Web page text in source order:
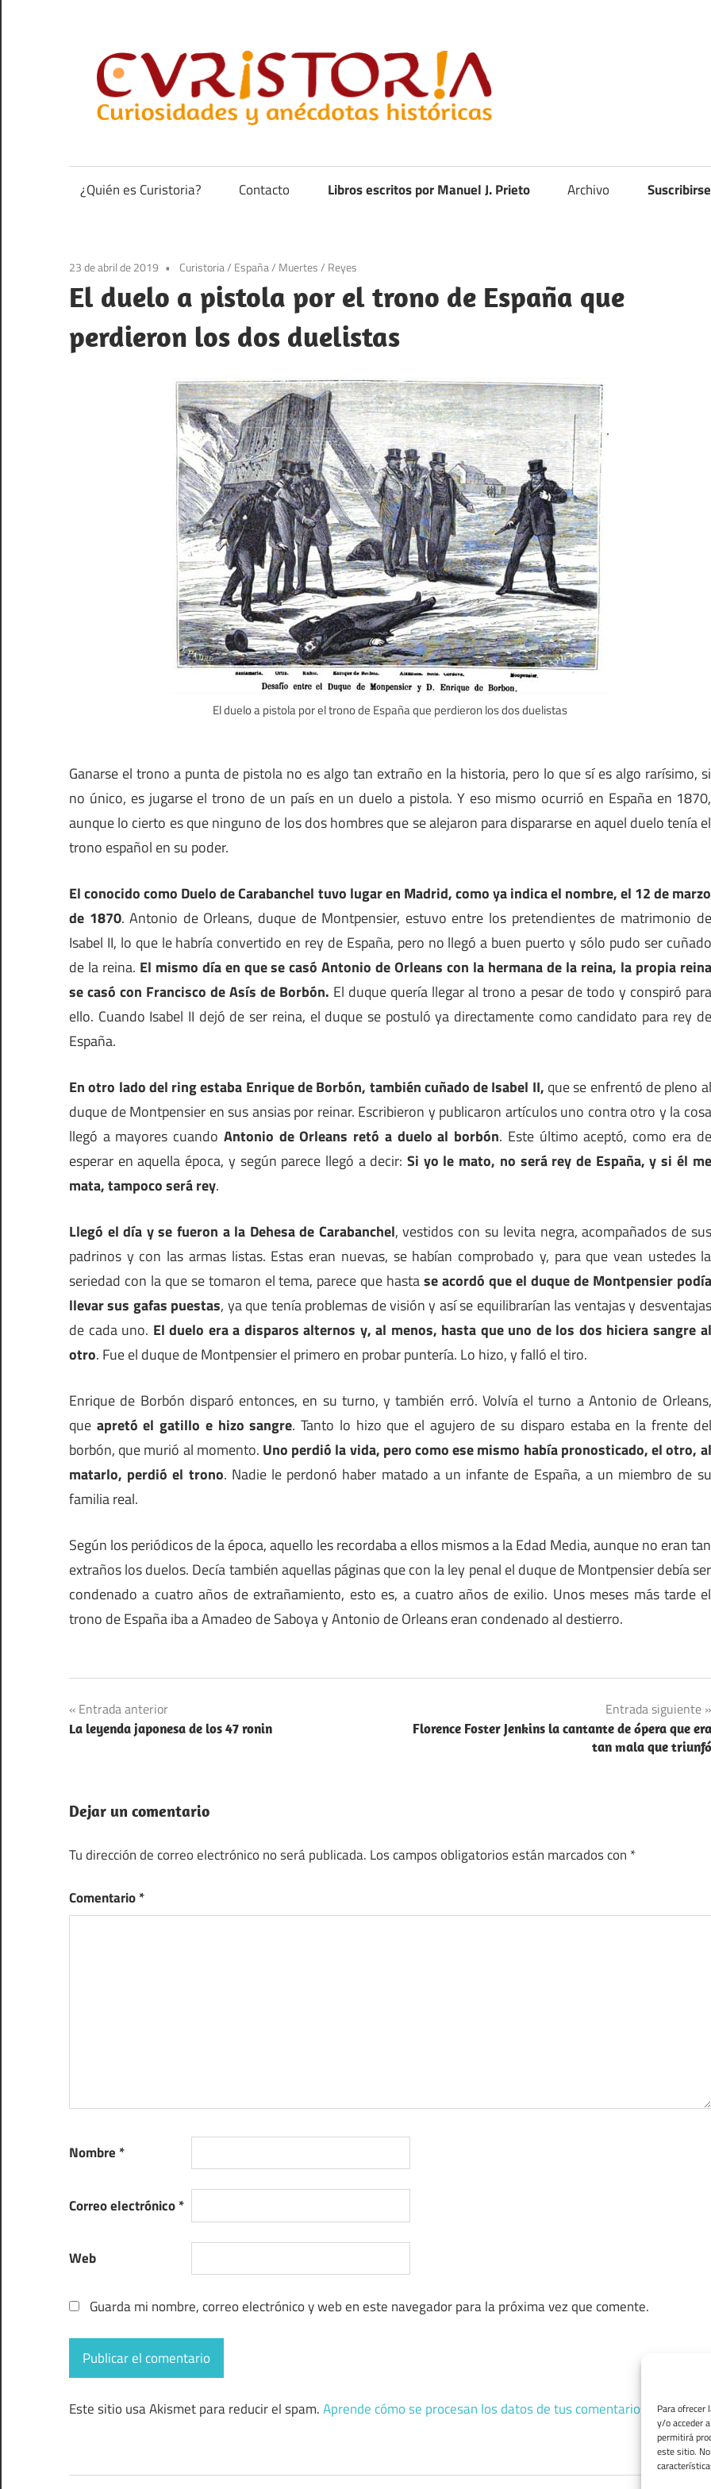
Para ofrecer
y/o acceder
permitirá
este sitio.
contenido
anécdotas
de
¿Quién es Curistoria? Contacto Libros escritos por Manuel J. Prieto Archivo
23 de abril de 2019 Curistoria/ España/ Muertes/ Reyes
El duelo a pistola por el trono de España que
perdieron los dos duelistas
El duelo a pistola por el trono de España que perdieron los dos duelistas
Ganarse el trono a punta de pistola no es algo tan extraño en la historia, pero lo que sí es algo rarísimo, si
no único, es jugarse el trono de un país en un duelo a pistola. Y eso mismo ocurrió en España en 1870,
aunque lo cierto es que ninguno de los dos hombres que se alejaron para dispararse en aquel duelo tenía el
trono español en su poder.
El conocido como Duelo de Carabanchel tuvo lugar en Madrid, como ya indica el nombre, el 12 de marzo
de 1870. Antonio de Orleans, duque de Montpensier, estuvo entre los pretendientes de matrimonio de
Isabel II, lo que le habría convertido en rey de España, pero no llegó a buen puerto y sólo pudo ser cuñado
de la reina. El mismo día en que se casó Antonio de Orleans con la hermana de la reina, la propia reina
se casó con Francisco de Asís de Borbón. El duque quería llegar al trono a pesar de todo y conspiró para
ello. Cuando Isabel II dejó de ser reina, el duque se postuló ya directamente como candidato para rey de
España.
En otro lado del ring estaba Enrique de Borbón, también cuñado de Isabel II, que se enfrentó de pleno al
duque de Montpensier en sus ansias por reinar. Escribieron y publicaron artículos uno contra otro y la cosa
llegó a mayores cuando Antonio de Orleans retó a duelo al borbón. Este último aceptó, como era de
esperar en aquella época, y según parece llegó a decir:Si yo le mato, no será rey de España, y si él me
mata, tampoco será rey.
Llegó el día y se fueron a la Dehesa de Carabanchel, vestidos con su levita negra, acompañados de sus
padrinos y con las armas listas. Estas eran nuevas, se habían comprobado y, para que vean ustedes la
seriedad con la que se tomaron el tema, parece que hastase acordó que el duque de Montpensier podía
llevar sus gafas puestas, ya que tenía problemas de visión y así se equilibrarían las ventajas y desventajas
de cada uno. El duelo era a disparos alternos y, al menos, hasta que uno de los dos hiciera sangre al
otro. Fue el duque de Montpensier el primero en probar puntería. Lo hizo, y falló el tiro.
Enrique de Borbón disparó entonces, en su turno, y también erró. Volvía el turno a Antonio de Orleans,
que apretó el gatillo e hizo sangre. Tanto lo hizo que el agujero de su disparo estaba en la frente del
borbón, que murió al momento. Uno perdió la vida, pero como ese mismo había pronosticado, el otro, al
matarlo, perdió el trono. Nadie le perdonó haber matado a un infante de España, a un miembro de su
familia real.
Según los periódicos de la época, aquello les recordaba a ellos mismos a la Edad Media, aunque no eran tan
extraños los duelos. Decía también aquellas páginas que con la ley penal el duque de Montpensier debía ser
condenado a cuatro años de extrañamiento, esto es, a cuatro años de exilio. Unos meses más tarde el
trono de España iba a Amadeo de Saboya y Antonio de Orleans eran condenado al destierro.
Navegación
de
Entrada anterior
La leyenda japonesa de los 47 ronin
Entrada siguiente
Florence Foster Jenkins la cantante de ópera que era
tan mala que triunfó
Dejar un comentario
Tu dirección de correo electrónico no será publicada. Los campos obligatorios están marcados con *
Comentario*
Nombre *
Correo electrónico*
Web
Guarda mi nombre, correo electrónico y web en este navegador para la próxima vez que comente.
Este sitio usa Akismet para reducir el spam.Aprende cómo se procesan los datos de tus comentarios.